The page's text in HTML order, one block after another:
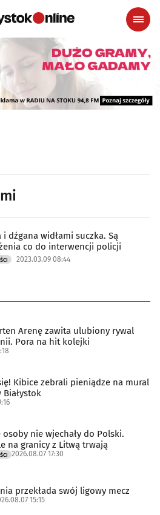
i dźgana widłami suczka. Są
co do interwencji policji
2023.03.09 08:44
Arenę zawita ulubiony rywal
Pora na hit kolejki
Kibice zebrali pieniądze na mural
osoby nie wjechały do Polski.
na granicy z Litwą trwają
2026.08.07 17:30
przekłada swój ligowy mecz
15:15